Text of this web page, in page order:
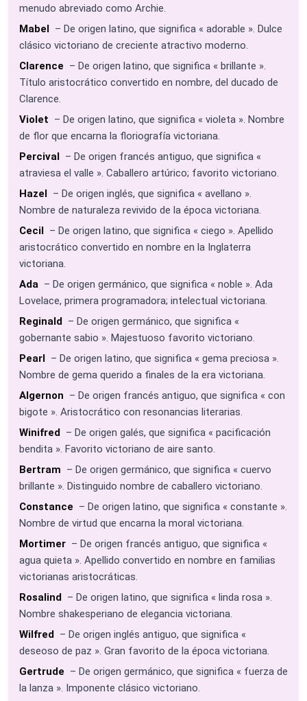
menudo abreviado como Archie.
Mabel – De origen latino, que significa « adorable ». Dulce
clásico victoriano de creciente atractivo moderno.
Clarence – De origen latino, que significa « brillante ».
Título aristocrático convertido en nombre, del ducado de
Clarence.
Violet – De origen latino, que significa « violeta ». Nombre
de flor que encarna la floriografía victoriana.
Percival – De origen francés antiguo, que significa «
atraviesa el valle ». Caballero artúrico; favorito victoriano.
Hazel – De origen inglés, que significa « avellano ».
Nombre de naturaleza revivido de la época victoriana.
Cecil – De origen latino, que significa « ciego ». Apellido
aristocrático convertido en nombre en la Inglaterra
victoriana.
Ada – De origen germánico, que significa « noble ». Ada
Lovelace, primera programadora; intelectual victoriana.
Reginald – De origen germánico, que significa «
gobernante sabio ». Majestuoso favorito victoriano.
Pearl – De origen latino, que significa « gema preciosa ».
Nombre de gema querido a finales de la era victoriana.
Algernon – De origen francés antiguo, que significa « con
bigote ». Aristocrático con resonancias literarias.
Winifred – De origen galés, que significa « pacificación
bendita ». Favorito victoriano de aire santo.
Bertram – De origen germánico, que significa « cuervo
brillante ». Distinguido nombre de caballero victoriano.
Constance – De origen latino, que significa « constante ».
Nombre de virtud que encarna la moral victoriana.
Mortimer – De origen francés antiguo, que significa «
agua quieta ». Apellido convertido en nombre en familias
victorianas aristocráticas.
Rosalind – De origen latino, que significa « linda rosa ».
Nombre shakesperiano de elegancia victoriana.
Wilfred – De origen inglés antiguo, que significa «
deseoso de paz ». Gran favorito de la época victoriana.
Gertrude – De origen germánico, que significa « fuerza de
la lanza ». Imponente clásico victoriano.